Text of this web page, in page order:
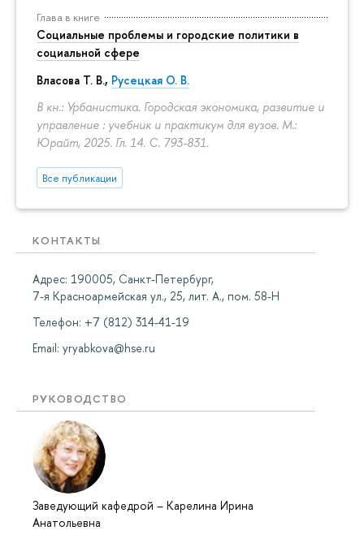
Глава в книге
Социальные проблемы и городские политики в
социальной сфере
Власова Т. В., Русецкая О. В.
В кн.: Урбанистика. Городская экономика, развитие и
управление : учебник и практикум для вузов. М.:
Юрайт, 2025. Гл. 14. С. 793-831.
Все публикации
КОНТАКТЫ
Адрес: 190005, Санкт-Петербург,
7-я Красноармейская ул., 25, лит. А., пом. 58-Н
Телефон: +7 (812) 314-41-19
Email: yryabkova@hse.ru
РУКОВОДСТВО
Заведующий кафедрой – Карелина Ирина
Анатольевна